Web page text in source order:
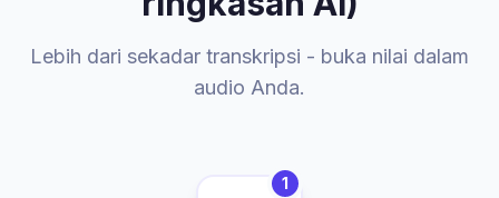
Lebih dari sekadar transkripsi - buka nilai dalam
audio Anda.
1